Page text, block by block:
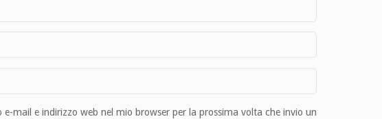
mail e indirizzo web nel mio browser per la prossima volta che invio un